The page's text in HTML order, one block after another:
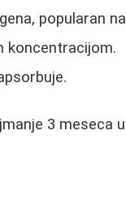
popularan
koncentracijom.
3 meseca